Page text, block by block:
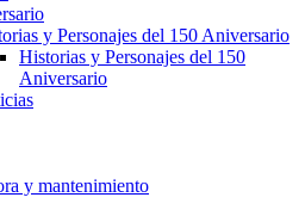
y Personajes del 150 Aniversario
Historias y Personajes del 150
Aniversario
y mantenimiento